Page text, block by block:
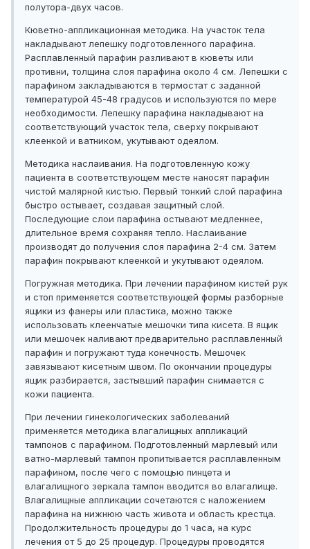
полутора-двух часов.
Кюветно-аппликационная методика. На участок тела
накладывают лепешку подготовленного парафина.
Расплавленный парафин разливают в кюветы или
противни, толщина слоя парафина около 4 см. Лепешки с
парафином закладываются в термостат с заданной
температурой 45-48 градусов и используются по мере
необходимости. Лепешку парафина накладывают на
соответствующий участок тела, сверху покрывают
клеенкой и ватником, укутывают одеялом.
Методика наслаивания. На подготовленную кожу
пациента в соответствующем месте наносят парафин
чистой малярной кистью. Первый тонкий слой парафина
быстро остывает, создавая защитный слой.
Последующие слои парафина остывают медленнее,
длительное время сохраняя тепло. Наслаивание
производят до получения слоя парафина 2-4 см. Затем
парафин покрывают клеенкой и укутывают одеялом.
Погружная методика. При лечении парафином кистей рук
и стоп применяется соответствующей формы разборные
ящики из фанеры или пластика, можно также
использовать клеенчатые мешочки типа кисета. В ящик
или мешочек наливают предварительно расплавленный
парафин и погружают туда конечность. Мешочек
завязывают кисетным швом. По окончании процедуры
ящик разбирается, застывший парафин снимается с
кожи пациента.
При лечении гинекологических заболеваний
применяется методика влагалищных аппликаций
тампонов с парафином. Подготовленный марлевый или
ватно-марлевый тампон пропитывается расплавленным
парафином, после чего с помощью пинцета и
влагалищного зеркала тампон вводится во влагалище.
Влагалищные аппликации сочетаются с наложением
парафина на нижнюю часть живота и область крестца.
Продолжительность процедуры до 1 часа, на курс
лечения от 5 до 25 процедур. Процедуры проводятся